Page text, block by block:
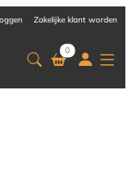
Zakelijke klant worden
0